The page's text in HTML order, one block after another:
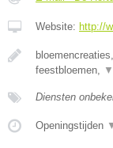
Website: http://
feestbloemen, ▼
Diensten
Openingstijden